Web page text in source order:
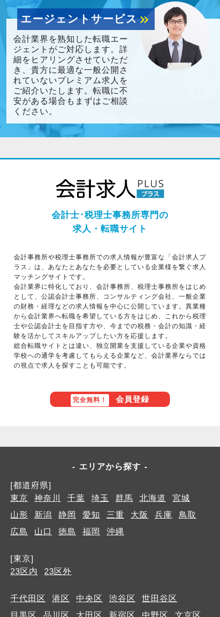
ます。
自分専用のマウスやキーボードなどの購
入に利用できます。
（９）オフィスカジュアルを導入
オフィスカジュアルを導入しています！
＼こんな方、大歓迎／
【税理士事務所・会計事務所でのご経験がある
方】
不動産オーナー様に特化した税務サービス
は、業界でもまだ数少ないサービスで、
税・所得税などの資産税をバランスよく学ぶこ
とができます。
【積極的に学びたい方】
新しい分野で日々学ぶことがたくさんある
ため、自分自身が大きく成長していくのを実感
できます。
自ら学びとる積極的な姿勢を持つ方、大歓
【最後に】
お客様の笑顔にふれながら自分自身の成長を
感じることができる、やりがいのある職場で
ぜひ、一緒に事務所を盛り上げていきましょ
リクルートサイトはこちら：
エージェントサービスkeyboard_double_arrow_right
会計業界を熟知した転職エー
ジェントがご対応します。詳
細をヒアリングさせていただ
き、貴方に最適な一般公開さ
れていないプレミアム求人を
ご紹介いたします。転職に不
安がある場合もまずはご相談
ください。
会計士･税理士事務所専門の
求人・転職サイト
会計事務所や税理士事務所での求人情報が豊富な「会計求人プ
ラス」は、あなたとあなたを必要としている企業様を繋ぐ求人
マッチングサイトです。
会計業界に特化しており、会計事務所、税理士事務所をはじめ
として、公認会計士事務所、コンサルティング会社、一般企業
の財務・経理などの求人情報を中心に公開しています。異業種
から会計業界へ転職を希望している方をはじめ、これから税理
士や公認会計士を目指す方や、今までの税務・会計の知識・経
験を活かしてスキルアップしたい方を応援します。
総合転職サイトとは違い、独立開業を支援している企業や資格
学校への通学を考慮してもらえる企業など、会計業界ならでは
の視点で求人を探すことも可能です。
完全無料！ 会員登録
エリアから探す
[都道府県]
東京
神奈川 千葉 埼玉 群馬 北海道
宮城
山形
新潟 静岡 愛知 三重 大阪 兵庫
鳥取
広島
山口 徳島 福岡 沖縄
[東京]
23区内
23区外
千代田区 港区 中央区 渋谷区
世田谷区
目黒区
品川区 大田区 新宿区 中野区
文京区